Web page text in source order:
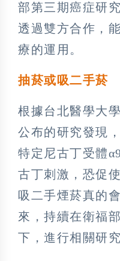
部第三期癌症研
透過雙方合作，
療的運用。
抽菸或吸二手菸
根據台北醫學大
公布的研究發現
特定尼古丁受體
古丁刺激，恐促
吸二手煙菸真的
來，持續在衛福
下，進行相關研究